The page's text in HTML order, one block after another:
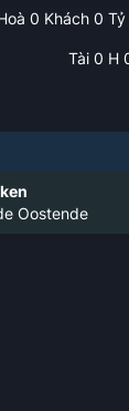
0 Khách 0
Tài 0 H
Oostende